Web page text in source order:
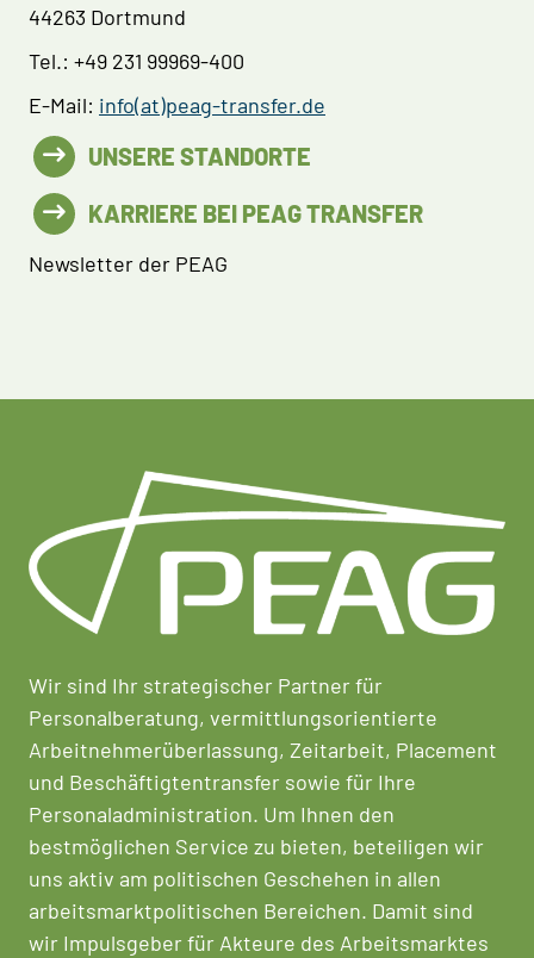
44263 Dortmund
Tel.: +49 231 99969-400
E-Mail: info(at)peag-transfer.de
UNSERE STANDORTE
KARRIERE BEI PEAG TRANSFER
Newsletter der PEAG
Wir sind Ihr strategischer Partner für
Personalberatung, vermittlungsorientierte
Arbeitnehmerüberlassung, Zeitarbeit, Placement
und Beschäftigtentransfer sowie für Ihre
Personaladministration. Um Ihnen den
bestmöglichen Service zu bieten, beteiligen wir
uns aktiv am politischen Geschehen in allen
arbeitsmarktpolitischen Bereichen. Damit sind
wir Impulsgeber für Akteure des Arbeitsmarktes